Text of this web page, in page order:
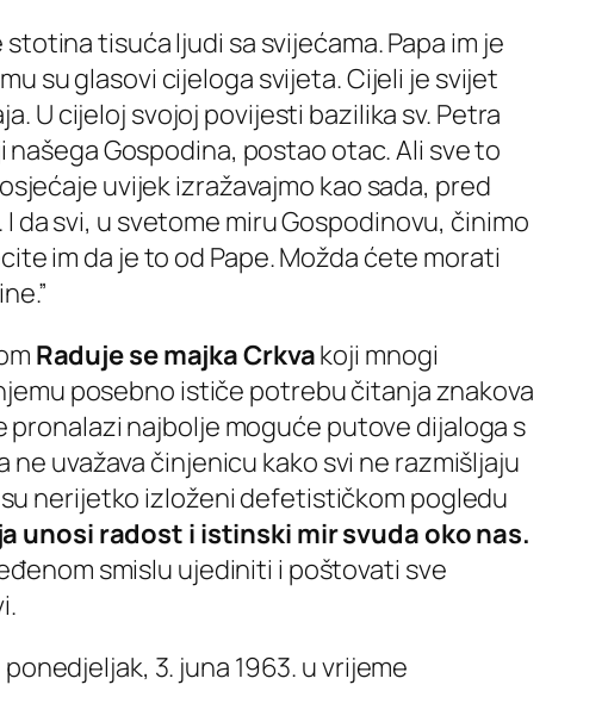
tisuća ljudi sa svijećama. Papa im je
su glasovi cijeloga svijeta. Cijeli je svijet
U cijeloj svojoj povijesti bazilika sv. Petra
našega Gospodina, postao otac. Ali sve to
uvijek izražavajmo kao sada, pred
da svi, u svetome miru Gospodinovu, činimo
im da je to od Pape. Možda ćete morati
Raduje se majka Crkvakoji mnogi
posebno ističe potrebu čitanja znakova
pronalazi najbolje moguće putove dijaloga s
uvažava činjenicu kako svi ne razmišljaju
su nerijetko izloženi defetističkom pogledu
unosi radost i istinski mir svuda oko nas.
smislu ujediniti i poštovati sve
3. juna 1963. u vrijeme